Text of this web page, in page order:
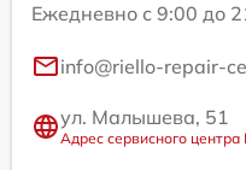
Ежедневно с 9:00 до
info@riello-repair-
ул. Малышева, 51
Адрес сервисного центра